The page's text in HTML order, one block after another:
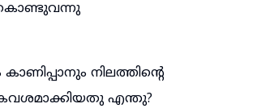
കൊണ്ടുവന്നു
നിലത്തിന്റെ
എന്തു?